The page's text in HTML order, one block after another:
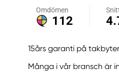
15års garanti på
Många i vår bransch är